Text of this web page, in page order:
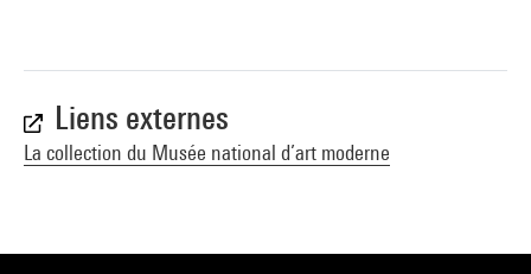
Liens externes
La collection du Musée national d’art moderne